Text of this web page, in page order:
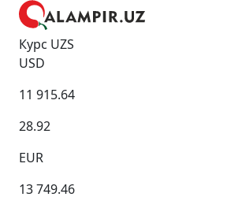
Курс UZS
USD
11 915.64
28.92
EUR
13 749.46